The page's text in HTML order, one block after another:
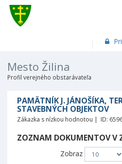
Mesto Žilina
Profil verejného obstarávateľa
PAMÄTNÍK J. JÁNOŠÍKA,
STAVEBNÝCH OBJEKTOV
Zákazka s nízkou hodnotou | ID:
ZOZNAM DOKUMENTOV V
Zobraz